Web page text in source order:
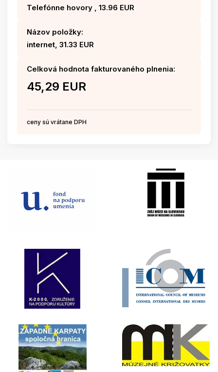
Telefónne hovory , 13.96 EUR
Názov položky:
internet, 31.33 EUR
Celková hodnota fakturovaného plnenia:
45,29 EUR
ceny sú vrátane DPH